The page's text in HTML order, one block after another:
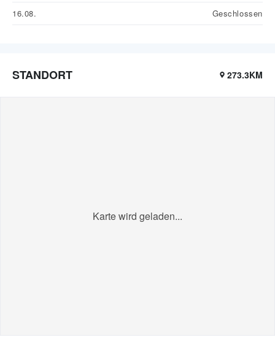
16.08.
Geschlossen
STANDORT 273.3KM
Karte wird geladen...